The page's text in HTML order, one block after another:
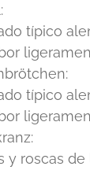
típico
típico
y roscas de